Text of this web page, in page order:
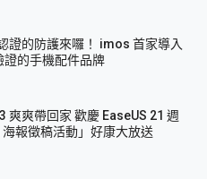
證的防護來囉！ imos 首家導入
證的手機配件品牌
爽爽帶回家 歡慶 EaseUS 21 週
報徵稿活動」好康大放送